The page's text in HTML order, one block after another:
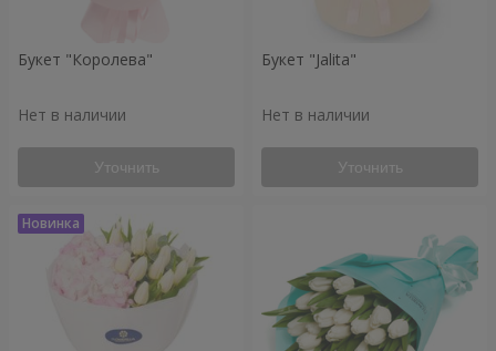
Букет "Королева"
Нет в наличии
Уточнить
Букет "Jalita"
Нет в наличии
Уточнить